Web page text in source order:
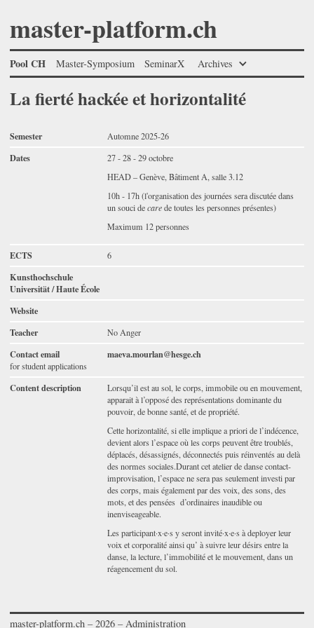
master-platform.ch
Pool CH Master-Symposium SeminarX Archives
La fierté hackée et horizontalité
Semester Automne 2025-26
Dates
27 - 28 - 29 octobre
HEAD – Genève, Bâtiment A, salle 3.12
10h - 17h (l'organisation des journées sera discutée dans
un souci decarede toutes les personnes présentes)
Maximum 12 personnes
ECTS 6
Kunsthochschule
Universität / Haute École
Website
Teacher
No Anger
Contact email
for student applications
maeva.mourlan@hesge.ch
Content description
Lorsqu’il est au sol, le corps, immobile ou en mouvement,
apparait à l’opposé des représentations dominante du
pouvoir, de bonne santé, et de propriété.
Cette horizontalité, si elle implique a priori de l’indécence,
devient alors l’espace où les corps peuvent être troublés,
déplacés, désassignés, déconnectés puis réinventés au delà
des normes sociales.Durant cet atelier de danse contact-
improvisation, l’espace ne sera pas seulement investi par
des corps, mais également par des voix, des sons, des
mots, et des pensées d’ordinaires inaudible ou
inenviseageable.
Les participant·x·e·s y seront invité·x·e·s à deployer leur
voix et corporalité ainsi qu’ à suivre leur désirs entre la
danse, la lecture, l’immobilité et le mouvement, dans un
réagencement du sol.
master-platform.ch – 2026 – Administration